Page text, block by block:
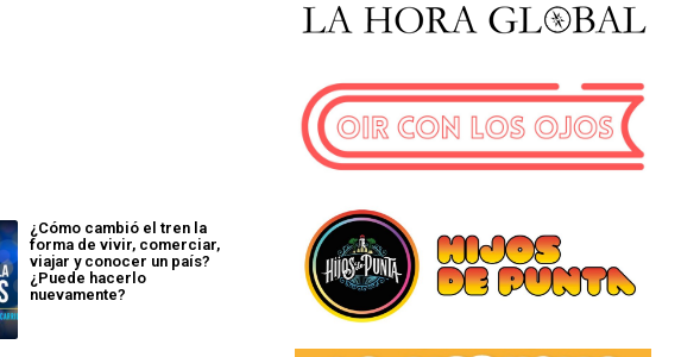
¿Cómo cambió el tren la
forma de vivir, comerciar,
viajar y conocer un país?
¿Puede hacerlo
nuevamente?